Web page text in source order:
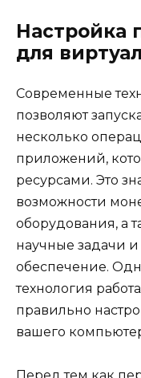
Настройка
для
Современные
позволяют
несколько
приложений,
ресурсами. Это
возможности
оборудования, а
научные задачи
обеспечение.
технология
правильно
вашего